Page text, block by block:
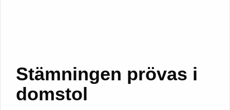
Stämningen prövas i
domstol